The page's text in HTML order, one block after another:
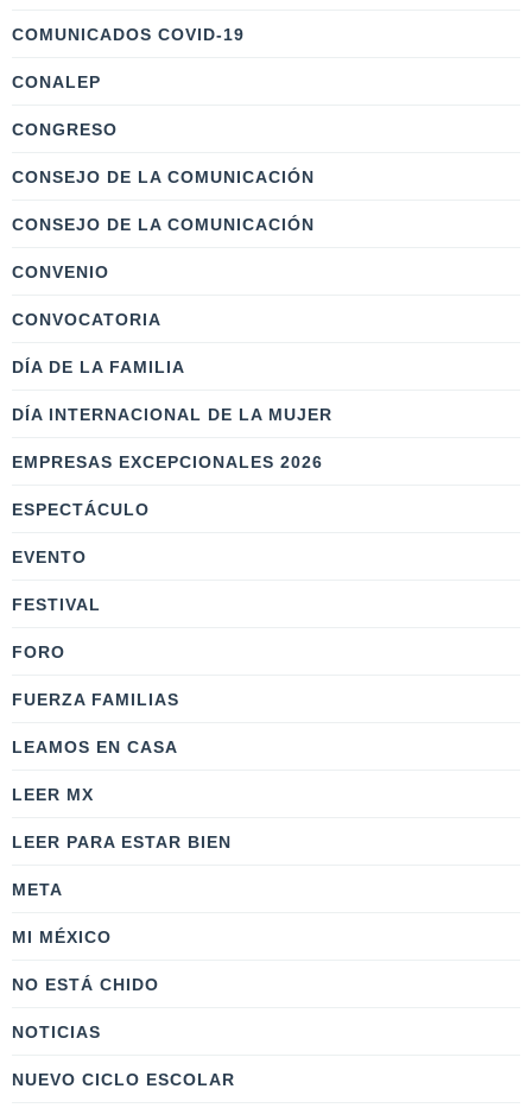
COMUNICADOS COVID-19
CONALEP
CONGRESO
CONSEJO DE LA COMUNICACIÓN
CONSEJO DE LA COMUNICACIÓN
CONVENIO
CONVOCATORIA
DÍA DE LA FAMILIA
DÍA INTERNACIONAL DE LA MUJER
EMPRESAS EXCEPCIONALES 2026
ESPECTÁCULO
EVENTO
FESTIVAL
FORO
FUERZA FAMILIAS
LEAMOS EN CASA
LEER MX
LEER PARA ESTAR BIEN
META
MI MÉXICO
NO ESTÁ CHIDO
NOTICIAS
NUEVO CICLO ESCOLAR